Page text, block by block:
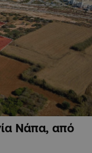
Νάπα, από